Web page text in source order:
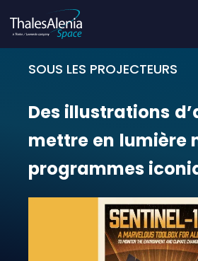
SOUS LES PROJECTEURS
Des illustrations
Des illustrations
mettre en lumière
programmes